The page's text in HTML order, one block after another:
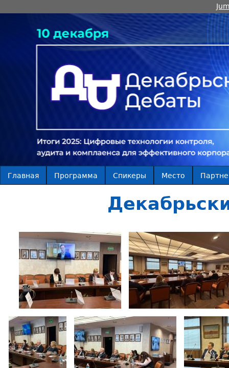
Главная Программа Спикеры Место